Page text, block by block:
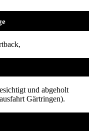
und abgeholt
Gärtringen).